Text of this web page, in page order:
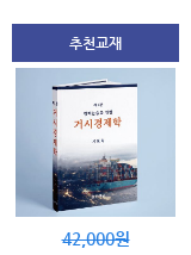
추천교재
42,000원